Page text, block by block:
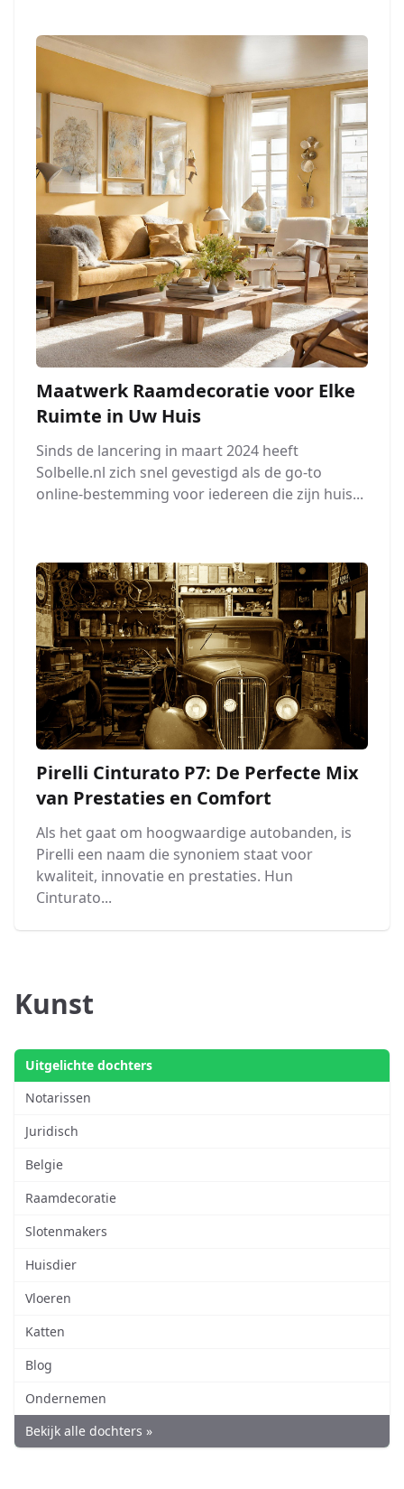
Maatwerk Raamdecoratie voor Elke
Ruimte in Uw Huis
Sinds de lancering in maart 2024 heeft
Solbelle.nl zich snel gevestigd als de go-to
online-bestemming voor iedereen die zijn huis...
Pirelli Cinturato P7: De Perfecte Mix
van Prestaties en Comfort
Als het gaat om hoogwaardige autobanden, is
Pirelli een naam die synoniem staat voor
kwaliteit, innovatie en prestaties. Hun
Cinturato...
Kunst
Uitgelichte dochters
Notarissen
Juridisch
Belgie
Raamdecoratie
Slotenmakers
Huisdier
Vloeren
Katten
Blog
Ondernemen
Bekijk alle dochters »